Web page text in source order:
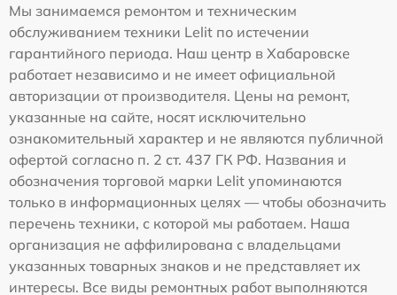
Мы занимаемся ремонтом и техническим
обслуживанием техники Lelit по истечении
гарантийного периода. Наш центр в Хабаровске
работает независимо и не имеет официальной
авторизации от производителя. Цены на ремонт,
указанные на сайте, носят исключительно
ознакомительный характер и не являются публичной
офертой согласно п. 2 ст. 437 ГК РФ. Названия и
обозначения торговой марки Lelit упоминаются
только в информационных целях — чтобы обозначить
перечень техники, с которой мы работаем. Наша
организация не аффилирована с владельцами
указанных товарных знаков и не представляет их
интересы. Все виды ремонтных работ выполняются